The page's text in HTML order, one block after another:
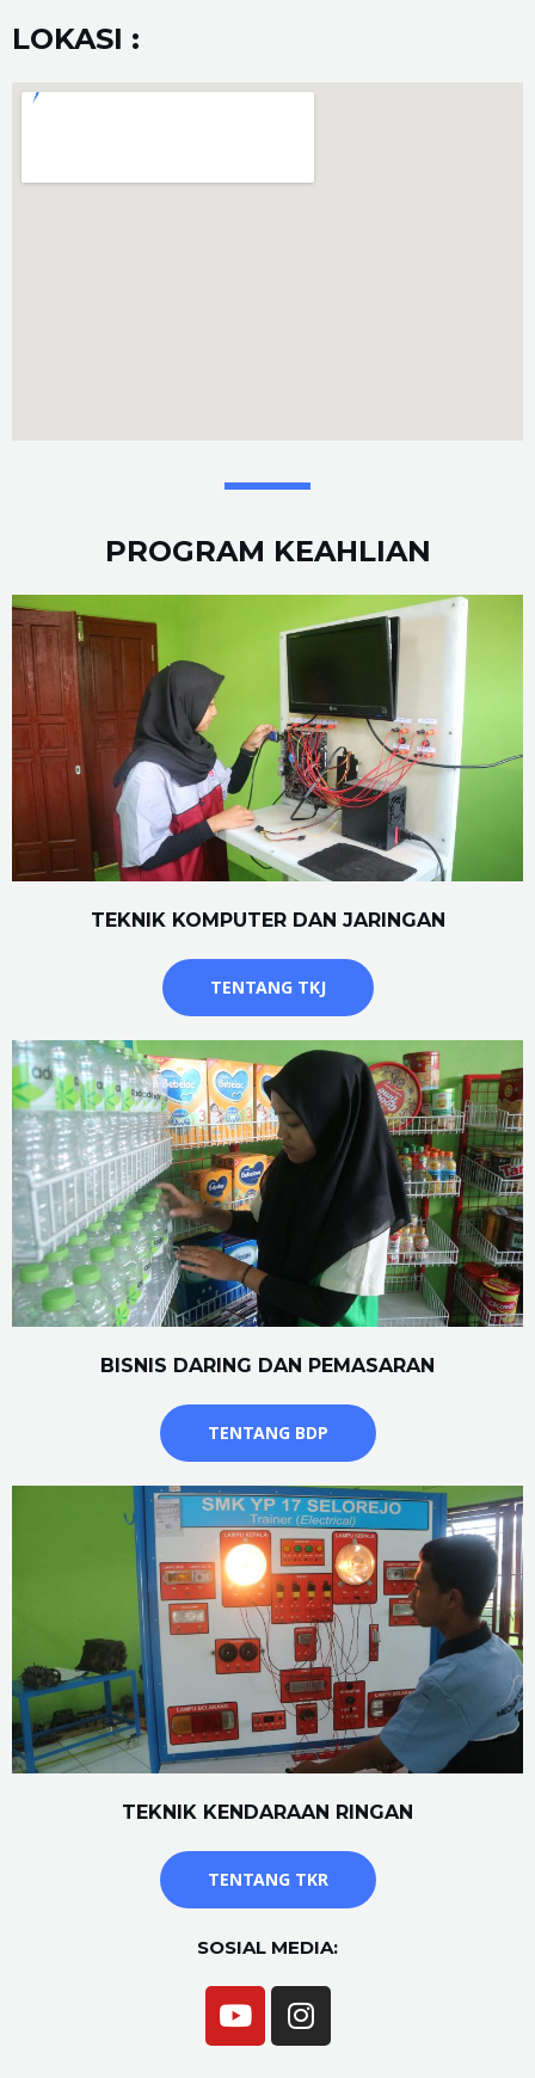
LOKASI :
PROGRAM KEAHLIAN
TEKNIK KOMPUTER DAN JARINGAN
TENTANG TKJ
BISNIS DARING DAN PEMASARAN
TENTANG BDP
TEKNIK KENDARAAN RINGAN
TENTANG TKR
SOSIAL MEDIA: